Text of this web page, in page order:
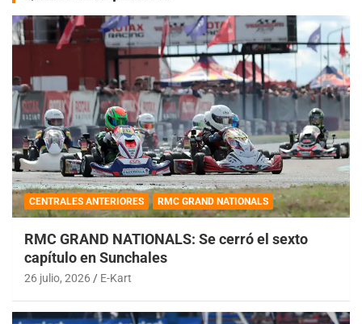
CENTRALES ANTERIORES RMC GRAND NATIONALS
RMC GRAND NATIONALS: Se cerró el sexto
capítulo en Sunchales
26 julio, 2026 E-Kart